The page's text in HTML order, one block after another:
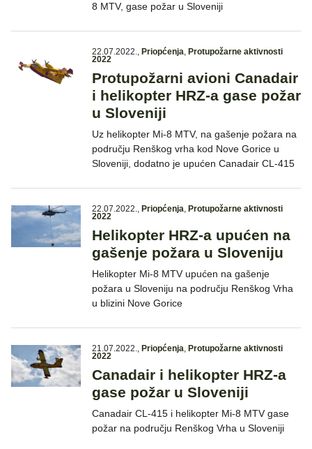
8 MTV, gase požar u Sloveniji
22.07.2022., Priopćenja, Protupožarne aktivnosti
2022
Protupožarni avioni Canadair
i helikopter HRZ-a gase požar
u Sloveniji
Uz helikopter Mi-8 MTV, na gašenje požara na
području Renškog vrha kod Nove Gorice u
Sloveniji, dodatno je upućen Canadair CL-415
22.07.2022., Priopćenja, Protupožarne aktivnosti
2022
Helikopter HRZ-a upućen na
gašenje požara u Sloveniju
Helikopter Mi-8 MTV upućen na gašenje
požara u Sloveniju na području Renškog Vrha
u blizini Nove Gorice
21.07.2022., Priopćenja, Protupožarne aktivnosti
2022
Canadair i helikopter HRZ-a
gase požar u Sloveniji
Canadair CL-415 i helikopter Mi-8 MTV gase
požar na području Renškog Vrha u Sloveniji